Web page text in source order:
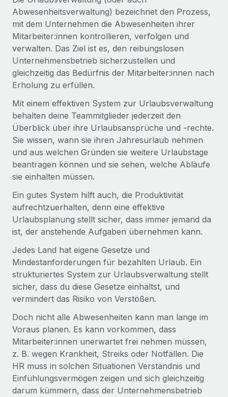
Globales Onboarding und Verwalten von
Freelancer:innen
PEO
Auslagern von komplexen HR-Aufgaben
INFRASTRUKTUR
Remote Embedded
Nahtlose Integration der HR in bestehende Abläufe
Plattform
Integrierte HR-Kernfunktionen für dein Team
Verknüpfen
Neu
Verknüpfung beliebiger KI-Tools mit Remote über unser
Integrationen
Prozessoptimierung mit unverzichtbaren Business-
Tools
DIENSTLEISTUNGEN
Frag unsere Expert:innen
Hilfe von Expert:innen für globale HR & Compliance
Background-Checks
Einfacheres Bewerber:innen-Screening
Compliance Watchtower
Lückenlose Compliance
Geräteverwaltung
WACHSTUMSPHASE
Startups
Agile HR- und Payroll-Lösungen für wachsende
Unternehmen
Mittelstand
Maßgeschneiderte HR-Lösungen, um Teams zu
vergrößern
Globale HR für Konzerne und Großunternehmen
PARTNER WERDEN
Strategische Technologiepartner
Flexible Einbettung von Global-HR-Funktionen in deine
Plattform
Entdecke die Möglichkeiten einer Partnerschaft
Remote Build Demnächst verfügbar
Beratung zu Integrationen und KI-Automatisierung
FALLSTUDIEN
So hat der KI-Vorreiter Weaviate sein Team mit
Remote um 120 % vergrößert
Open-Source-Infrastrukturen. Das...
Gesamtbeschäftigungskosten
Honorarzahlungen berechnen
Informationen zu möglichen Währungen und
Abwicklungsfristen für globale Freelancer:innen
LERNEN MIT REMOTE
Forschung und Leitfäden
Fallstudien
HR-Glossar
Checklisten und Vorlagen
Webinare
Events
Newsroom
Informationen zu Gehältern und Qualifikationen
Insights Center
Hol dir Unterstützung
Alle Ressourcen anzeigen
BLOG
Globale Payroll
Nederlands
Français
Deutsch
Italiano
Português (Portugal)
日本語
한국어
中文（简体）
Anmelden
Abwesenheitsverwaltung) bezeichnet den Prozess,
mit dem Unternehmen die Abwesenheiten ihrer
Mitarbeiter:innen kontrollieren, verfolgen und
verwalten. Das Ziel ist es, den reibungslosen
Unternehmensbetrieb sicherzustellen und
gleichzeitig das Bedürfnis der Mitarbeiter:innen nach
Erholung zu erfüllen.
Mit einem effektiven System zur Urlaubsverwaltung
behalten deine Teammitglieder jederzeit den
Überblick über ihre Urlaubsansprüche und -rechte.
Sie wissen, wann sie ihren Jahresurlaub nehmen
und aus welchen Gründen sie weitere Urlaubstage
beantragen können und sie sehen, welche Abläufe
sie einhalten müssen.
Ein gutes System hilft auch, die Produktivität
aufrechtzuerhalten, denn eine effektive
Urlaubsplanung stellt sicher, dass immer jemand da
ist, der anstehende Aufgaben übernehmen kann.
Jedes Land hat eigene Gesetze und
Mindestanforderungen für bezahlten Urlaub. Ein
strukturiertes System zur Urlaubsverwaltung stellt
sicher, dass du diese Gesetze einhältst, und
vermindert das Risiko von Verstößen.
Doch nicht alle Abwesenheiten kann man lange im
Voraus planen. Es kann vorkommen, dass
Mitarbeiter:innen unerwartet frei nehmen müssen,
z. B. wegen Krankheit, Streiks oder Notfällen. Die
HR muss in solchen Situationen Verständnis und
Einfühlungsvermögen zeigen und sich gleichzeitig
darum kümmern, dass der Unternehmensbetrieb